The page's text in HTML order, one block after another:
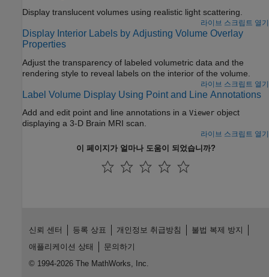
Display translucent volumes using realistic light scattering.
라이브 스크립트 열기
Display Interior Labels by Adjusting Volume Overlay
Properties
Adjust the transparency of labeled volumetric data and the
rendering style to reveal labels on the interior of the volume.
라이브 스크립트 열기
Label Volume Display Using Point and Line Annotations
Add and edit point and line annotations in a Viewer object
displaying a 3-D Brain MRI scan.
라이브 스크립트 열기
이 페이지가 얼마나 도움이 되었습니까?
신뢰 센터 등록 상표 개인정보 취급방침
불법 복제 방지
애플리케이션 상태
문의하기
© 1994-2026 The MathWorks, Inc.